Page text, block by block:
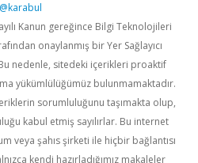
@karabul
Kanun gereğince Bilgi Teknolojileri
onaylanmış bir Yer Sağlayıcı
nedenle, sitedeki içerikleri proaktif
yükümlülüğümüz bulunmamaktadır.
sorumluluğunu taşımakta olup,
kabul etmiş sayılırlar. Bu internet
veya şahıs şirketi ile hiçbir bağlantısı
kendi hazırladığımız makaleler